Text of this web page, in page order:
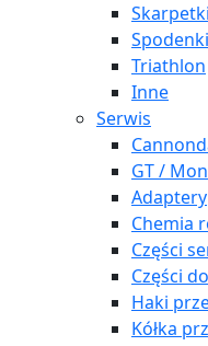
Skarpetki
Spodenki
Triathlon
Inne
Serwis
GT /
Adaptery
Chemia
Części
Części
Haki
Kółka